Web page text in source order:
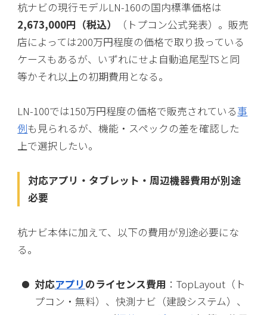
杭ナビの現行モデルLN-160の国内標準価格は
2,673,000円（税込）
（トプコン公式発表）。販売
店によっては200万円程度の価格で取り扱っている
ケースもあるが、いずれにせよ自動追尾型TSと同
等かそれ以上の初期費用となる。
LN-100では150万円程度の価格で販売されている事
例も見られるが、機能・スペックの差を確認した
上で選択したい。
対応アプリ・タブレット・周辺機器費用が別途
必要
杭ナビ本体に加えて、以下の費用が別途必要にな
る。
対応アプリ のライセンス費用 ：TopLayout（ト
プコン・無料）、快測ナビ（建設システム）、